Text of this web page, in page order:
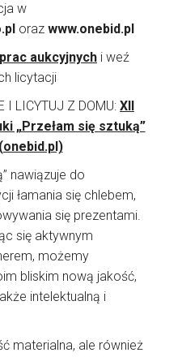
w
oraz www.onebid.pl
aukcyjnych i weź
licytacji
I LICYTUJ Z DOMU: XII
„Przełam się sztuką”
nawiązuje do
łamania się chlebem,
się prezentami.
się aktywnym
możemy
bliskim nową jakość,
intelektualną i
materialna, ale również